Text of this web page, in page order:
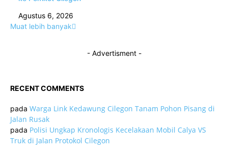
Agustus 6, 2026
Muat lebih banyak
- Advertisment -
RECENT COMMENTS
pada Warga Link Kedawung Cilegon Tanam Pohon Pisang di
Jalan Rusak
pada Polisi Ungkap Kronologis Kecelakaan Mobil Calya VS
Truk di Jalan Protokol Cilegon